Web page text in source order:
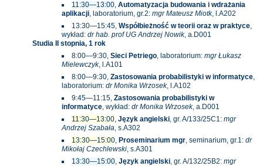
11:30—13:00, Automatyzacja budowania i wdrażania
aplikacji, laboratorium, gr.2: mgr Mateusz Miotk, l.A202
13:30—15:45, Współbieżność w teorii oraz w praktyce,
wykład: dr hab. prof UG Andrzej Nowik, a.D001
Studia II stopnia, 1 rok
8:00—9:30, Sieci Petriego, laboratorium: mgr Łukasz
Mielewczyk, l.A101
8:00—9:30, Zastosowania probabilistyki w informatyce,
laboratorium: dr Monika Wrzosek, l.A102
9:45—11:15, Zastosowania probabilistyki w
informatyce, wykład: dr Monika Wrzosek, a.D001
11:30—13:00, Język angielski, gr. A/133/25C1: mgr
Andrzej Szabała, s.A302
13:30—15:00, Proseminarium mgr, seminarium, gr.1: dr
Mikołaj Czechlewski, s.A301
13:30—15:00, Język angielski, gr. A/132/25B2: mgr